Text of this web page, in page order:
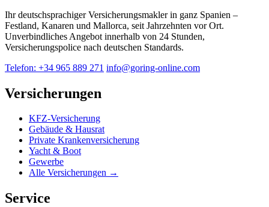
Ihr deutschsprachiger Versicherungsmakler in ganz Spanien –
Festland, Kanaren und Mallorca, seit Jahrzehnten vor Ort.
Unverbindliches Angebot innerhalb von 24 Stunden,
Versicherungspolice nach deutschen Standards.
Telefon: +34 965 889 271 info@goring-online.com
Versicherungen
KFZ-Versicherung
Gebäude & Hausrat
Private Krankenversicherung
Yacht & Boot
Gewerbe
Alle Versicherungen →
Service